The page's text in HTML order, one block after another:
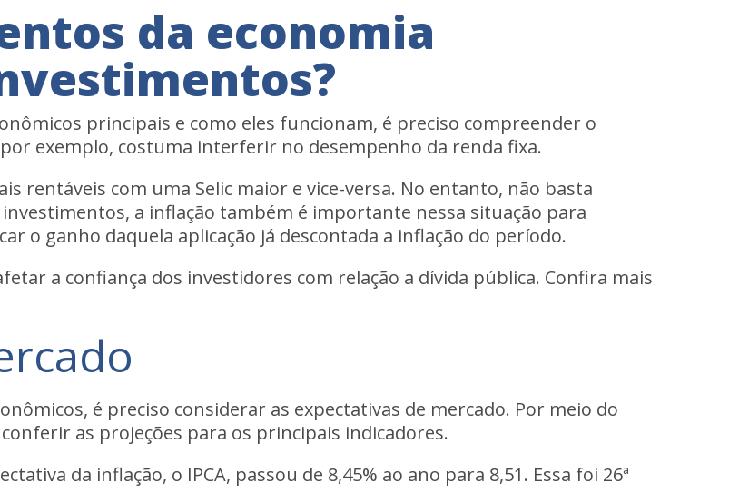
da economia
principais e como eles funcionam, é preciso compreender o
exemplo, costuma interferir no desempenho da renda fixa.
rentáveis com uma Selic maior e vice-versa. No entanto, não basta
a inflação também é importante nessa situação para
o ganho daquela aplicação já descontada a inflação do período.
a confiança dos investidores com relação a dívida pública. Confira mais
é preciso considerar as expectativas de mercado. Por meio do
as projeções para os principais indicadores.
da inflação, o IPCA, passou de 8,45% ao ano para 8,51. Essa foi 26ª